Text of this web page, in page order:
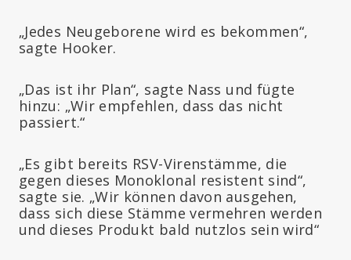
„Jedes Neugeborene wird es bekommen“,
sagte Hooker.
„Das ist ihr Plan“, sagte Nass und fügte
hinzu: „Wir empfehlen, dass das nicht
passiert.“
„Es gibt bereits RSV-Virenstämme, die
gegen dieses Monoklonal resistent sind“,
sagte sie. „Wir können davon ausgehen,
dass sich diese Stämme vermehren werden
und dieses Produkt bald nutzlos sein wird“